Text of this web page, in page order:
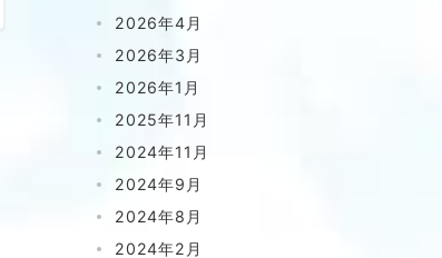
2026年4月
2026年3月
2026年1月
2025年11月
2024年11月
2024年9月
2024年8月
2024年2月